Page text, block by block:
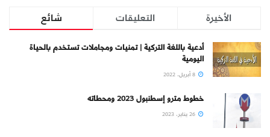
شائع التعليقات الأخيرة
أدعية باللغة التركية | تمنيات ومجاملات تستخدم بالحياة
اليومية
خطوط مترو إسطنبول 2023 ومحطاته